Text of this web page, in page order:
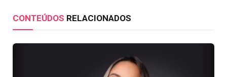
CONTEÚDOS RELACIONADOS